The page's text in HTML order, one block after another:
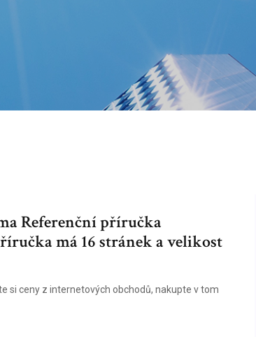
Referenční příručka
má 16 stránek a velikost
si ceny z internetových obchodů, nakupte v tom